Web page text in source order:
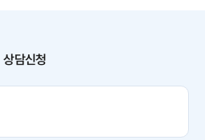
상담신청